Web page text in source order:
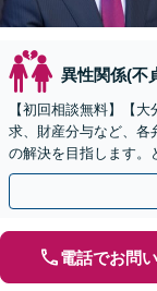
異性関係(不
【初回相談無料】【
求、財産分与など、各
の解決を目指します。
ださい【完全個室で対
電話でお問